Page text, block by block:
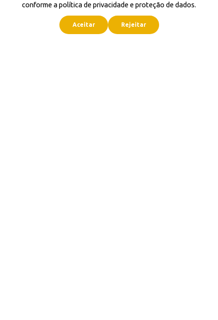
conforme a política de privacidade e proteção de dados.
Aceitar Rejeitar